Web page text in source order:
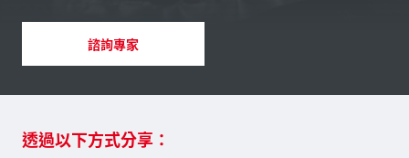
諮詢專家
透過以下方式分享：